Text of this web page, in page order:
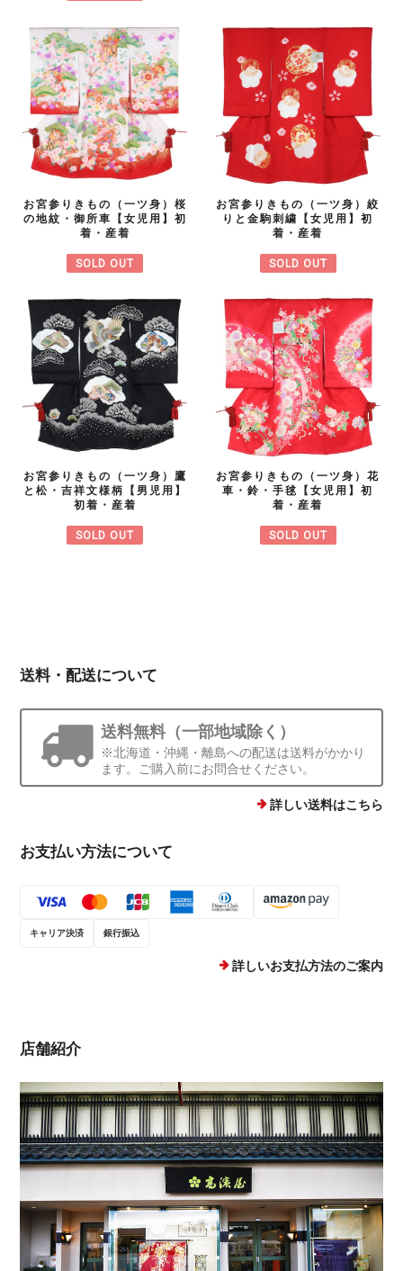
お宮参りきもの（一ツ身）桜
の地紋・御所車【女児用】初
着・産着
SOLD OUT
お宮参りきもの（一ツ身）絞
りと金駒刺繍【女児用】初
着・産着
SOLD OUT
お宮参りきもの（一ツ身）鷹
と松・吉祥文様柄【男児用】
初着・産着
SOLD OUT
お宮参りきもの（一ツ身）花
車・鈴・手毬【女児用】初
着・産着
SOLD OUT
送料・配送について
送料無料（一部地域除く）
※北海道・沖縄・離島への配送は送料がかかり
ます。ご購入前にお問合せください。
詳しい送料はこちら
お支払い方法について
キャリア決済 銀行振込
詳しいお支払方法のご案内
店舗紹介